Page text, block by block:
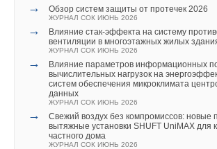
→ Обзор систем защиты от протечек 2026
ЖУРНАЛ СОК ИЮНЬ 2026
→
Влияние стак‑эффекта на систему
вентиляции в многоэтажных жилых
ЖУРНАЛ СОК ИЮНЬ 2026
→
Влияние параметров информационных
вычислительных нагрузок на
систем обеспечения микроклимата
данных
ЖУРНАЛ СОК ИЮНЬ 2026
→
Свежий воздух без компромиссов: новые
вытяжные установки SHUFT UniMAX для
частного дома
ЖУРНАЛ СОК ИЮНЬ 2026